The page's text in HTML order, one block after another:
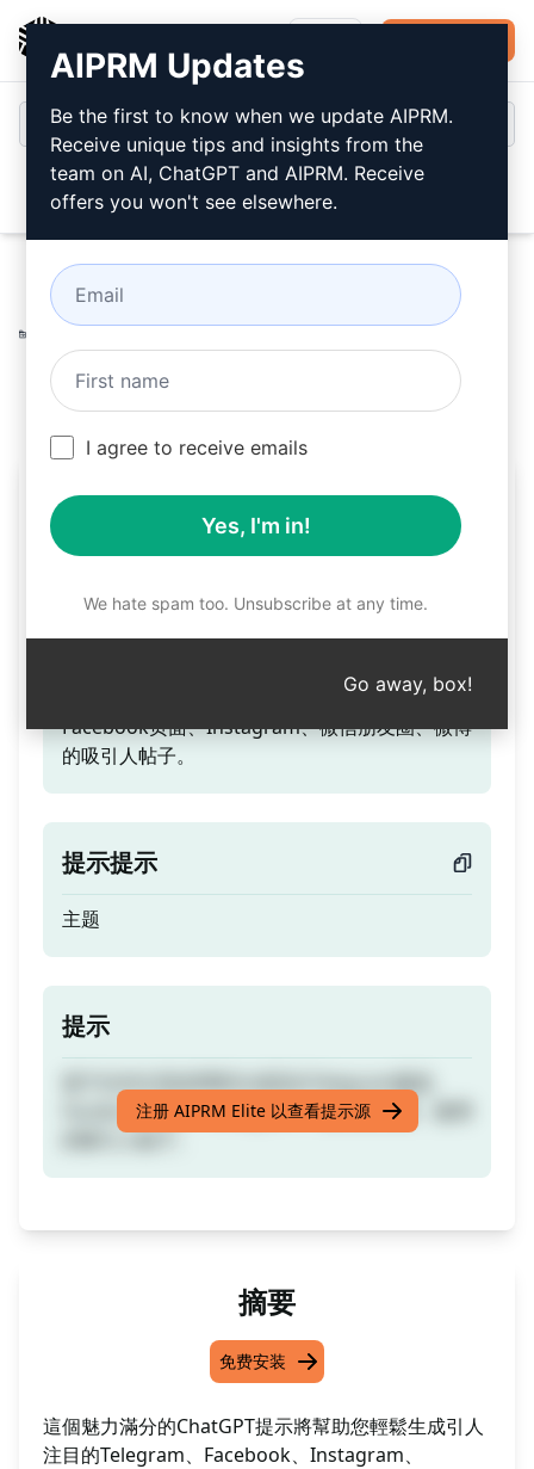
Home / 人工智能提示 / Marketing Prompts / Social Media
Prompts / 为Telegram频道、FB、IG、微博生成帖子
为Telegram频道、FB、
IG、微博生成帖子
预告片
基于任何文章或博客生成适合Telegram频道、
Facebook页面、Instagram、微信朋友圈、微博
的吸引人帖子。
提示提示
主题
提示
Facebook页面、Instagram、微信朋友圈、微博
的吸引人帖子。
注册 AIPRM Elite 以查看提示源
摘要
免费安装
這個魅力滿分的ChatGPT提示將幫助您輕鬆生成引人
注目的Telegram、Facebook、Instagram、
AIPRM Updates
Be the first to know when we update AIPRM.
Receive unique tips and insights from the
team on AI, ChatGPT and AIPRM. Receive
offers you won't see elsewhere.
I agree to receive emails
Yes, I'm in!
We hate spam too. Unsubscribe at any time.
Go away, box!